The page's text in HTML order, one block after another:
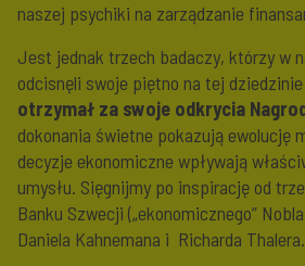
naszej psychiki na zarządzanie
Jest jednak trzech badaczy, którzy w
odcisnęli swoje piętno na tej
otrzymał za swoje odkrycia
dokonania świetne pokazują ewolucję
decyzje ekonomiczne wpływają
umysłu. Sięgnijmy po inspirację od
Banku Szwecji („ekonomicznego”
Daniela Kahnemana i Richarda Thalera.